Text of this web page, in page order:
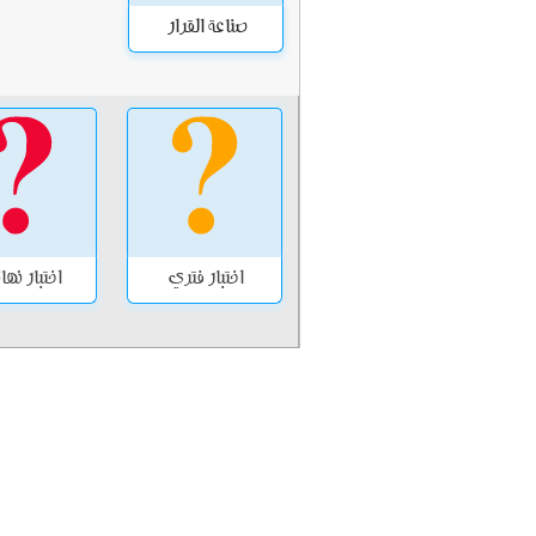
صناعة القرار
اختبار فتري اختبار